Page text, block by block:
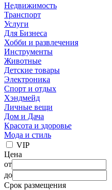
Недвижимость
Транспорт
Услуги
Для Бизнеса
Хобби и развлечения
Инструменты
Животные
Детские товары
Электроника
Спорт и отдых
Хэндмейд
Личные вещи
Дом и Дача
Красота и здоровье
Мода и стиль
VIP
Цена
от
до
Срок размещения